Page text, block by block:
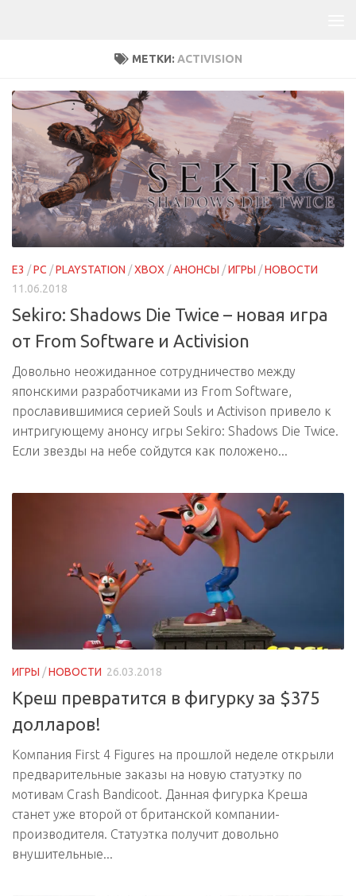
МЕТКИ: ACTIVISION
E3 /PC /PLAYSTATION /XBOX /АНОНСЫ /ИГРЫ /НОВОСТИ
11.06.2018
Sekiro: Shadows Die Twice – новая игра
от From Software и Activision
Довольно неожиданное сотрудничество между
японскими разработчиками из From Software,
прославившимися серией Souls и Activison привело к
интригующему анонсу игры Sekiro: Shadows Die Twice.
Если звезды на небе сойдутся как положено...
ИГРЫ /НОВОСТИ 26.03.2018
Креш превратится в фигурку за $375
долларов!
Компания First 4 Figures на прошлой неделе открыли
предварительные заказы на новую статуэтку по
мотивам Crash Bandicoot. Данная фигурка Креша
станет уже второй от британской компании-
производителя. Статуэтка получит довольно
внушительные...